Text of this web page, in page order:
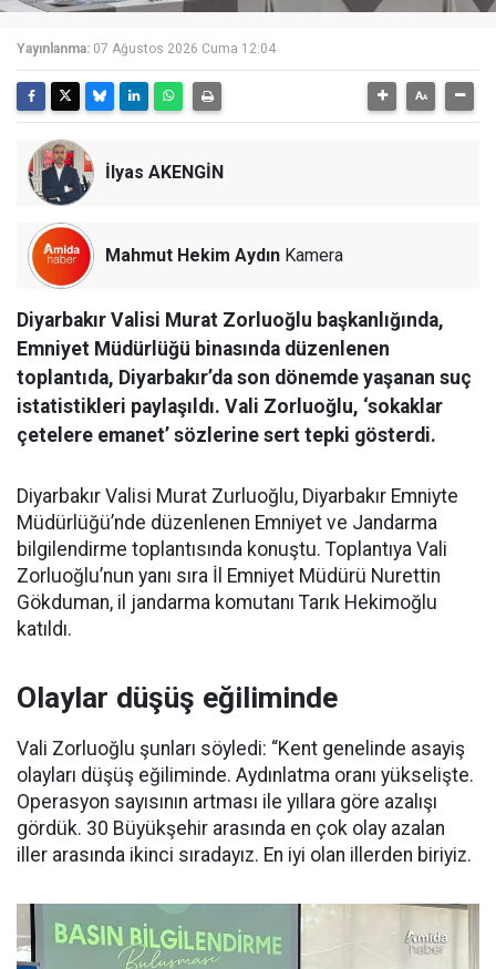
Yayınlanma: 07 Ağustos 2026 Cuma 12:04
İlyas AKENGİN
Mahmut Hekim Aydın Kamera
Diyarbakır Valisi Murat Zorluoğlu başkanlığında,
Emniyet Müdürlüğü binasında düzenlenen
toplantıda, Diyarbakır’da son dönemde yaşanan suç
istatistikleri paylaşıldı. Vali Zorluoğlu, ‘sokaklar
çetelere emanet’ sözlerine sert tepki gösterdi.
Diyarbakır Valisi Murat Zurluoğlu, Diyarbakır Emniyte
Müdürlüğü’nde düzenlenen Emniyet ve Jandarma
bilgilendirme toplantısında konuştu. Toplantıya Vali
Zorluoğlu’nun yanı sıra İl Emniyet Müdürü Nurettin
Gökduman, il jandarma komutanı Tarık Hekimoğlu
katıldı.
Olaylar düşüş eğiliminde
Vali Zorluoğlu şunları söyledi: “Kent genelinde asayiş
olayları düşüş eğiliminde. Aydınlatma oranı yükselişte.
Operasyon sayısının artması ile yıllara göre azalışı
gördük. 30 Büyükşehir arasında en çok olay azalan
iller arasında ikinci sıradayız. En iyi olan illerden biriyiz.